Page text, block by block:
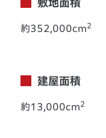
敷地面積
約352,000cm2
建屋面積
約13,000cm2